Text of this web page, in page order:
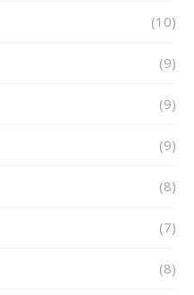
(10)
(9)
(9)
(9)
(8)
(7)
(8)